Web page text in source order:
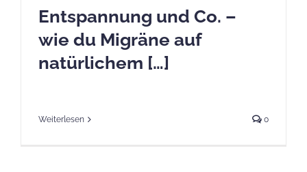
Entspannung und Co. –
wie du Migräne auf
natürlichem […]
Weiterlesen 0